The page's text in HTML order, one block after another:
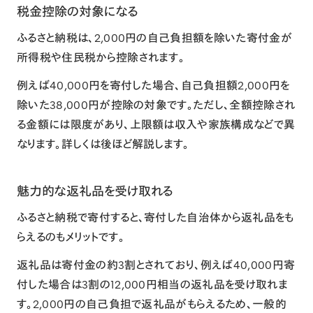
税金控除の対象になる
ふるさと納税は、2,000円の自己負担額を除いた寄付金が
所得税や住民税から控除されます。
例えば40,000円を寄付した場合、自己負担額2,000円を
除いた38,000円が控除の対象です。ただし、全額控除され
る金額には限度があり、上限額は収入や家族構成などで異
なります。詳しくは後ほど解説します。
魅力的な返礼品を受け取れる
ふるさと納税で寄付すると、寄付した自治体から返礼品をも
らえるのもメリットです。
返礼品は寄付金の約3割とされており、例えば40,000円寄
付した場合は3割の12,000円相当の返礼品を受け取れま
す。2,000円の自己負担で返礼品がもらえるため、一般的